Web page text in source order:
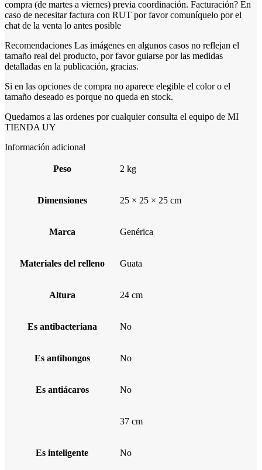
compra (de martes a viernes) previa coordinación. Facturación? En
caso de necesitar factura con RUT por favor comuníquelo por el
chat de la venta lo antes posible
Recomendaciones Las imágenes en algunos casos no reflejan el
tamaño real del producto, por favor guiarse por las medidas
detalladas en la publicación, gracias.
Si en las opciones de compra no aparece elegible el color o el
tamaño deseado es porque no queda en stock.
Quedamos a las ordenes por cualquier consulta el equipo de MI
TIENDA UY
Información adicional
Peso 2 kg
Dimensiones 25 × 25 × 25 cm
Marca Genérica
Materiales del relleno Guata
Altura 24 cm
Es antibacteriana No
Es antihongos No
Es antiácaros No
37 cm
Es inteligente No